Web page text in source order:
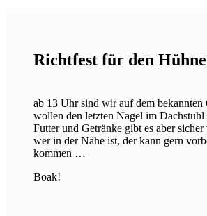
Richtfest für den
ab 13 Uhr sind wir auf dem bekannten
wollen den letzten Nagel im Dachstuhl
Futter und Getränke gibt es aber
wer in der Nähe ist, der kann gern
kommen …
Boak!